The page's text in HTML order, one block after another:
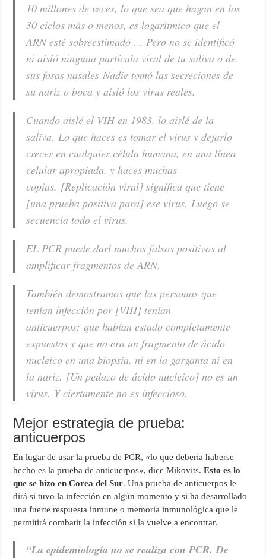
10 millones de veces, lo que sea que hagan en los
30 ciclos más o menos, es logarítmico que el
ARN esté sobreestimado … Pero no se identificó
ni aisló ninguna partícula viral de tu saliva o de
sus fosas nasales Nadie tomó las secreciones de
su nariz o boca y aisló los virus reales.
Cuando aislé el VIH en 1983, lo aislé de la
saliva. Lo que haces es tomar el virus y dejarlo
crecer en cualquier célula humana, en una línea
celular apropiada, y haces muchas
copias. [Replicación viral] significa que tiene
[una prueba positiva para] ese virus. Luego se
secuencia todo el virus.
EL PCR puede darl muchos falsos positivos al
amplificar fragmentos de ARN.
También demostramos que las personas que
tenían infección por [VIH] tenían
anticuerpos; que habían estado completamente
expuestos y que no era un fragmento de ácido
nucleico en una biopsia, ni en la garganta ni en
la nariz. [Un pedazo de ácido nucleico] no es un
virus. Y ciertamente no es infeccioso.
Mejor estrategia de prueba:
anticuerpos
En lugar de usar la prueba de PCR, «lo que debería haberse
hecho es la prueba de anticuerpos», dice Mikovits. Esto es lo
que se hizo en Corea del Sur. Una prueba de anticuerpos le
dirá si tuvo la infección en algún momento y si ha desarrollado
una fuerte respuesta inmune o memoria inmunológica que le
permitirá combatir la infección si la vuelve a encontrar.
“La epidemiología no se realiza con PCR. De